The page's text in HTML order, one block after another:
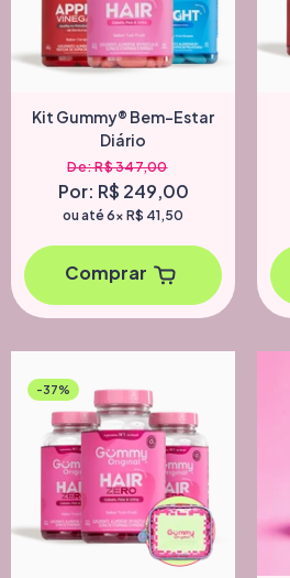
Kit Gummy® Bem-Estar
Diário
De: R$ 347,00
Por: R$ 249,00
ou até 6x R$ 41,50
Comprar
-37%